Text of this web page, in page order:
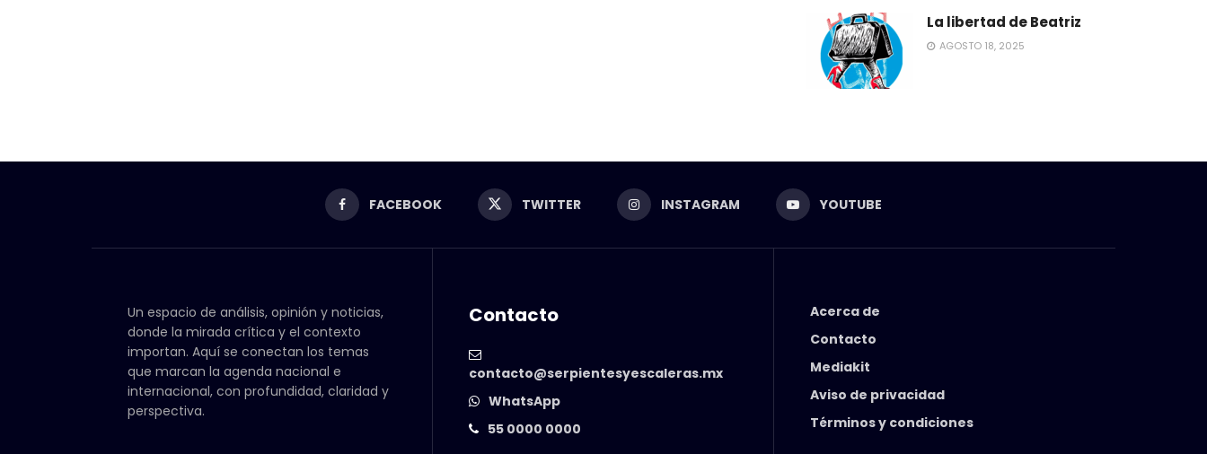
La libertad de Beatriz
AGOSTO 18, 2025
FACEBOOK TWITTER INSTAGRAM YOUTUBE
Un espacio de análisis, opinión y noticias,
donde la mirada crítica y el contexto
importan. Aquí se conectan los temas
que marcan la agenda nacional e
internacional, con profundidad, claridad y
perspectiva.
Contacto
contacto@serpientesyescaleras.mx
WhatsApp
55 0000 0000
Acerca de
Contacto
Mediakit
Aviso de privacidad
Términos y condiciones